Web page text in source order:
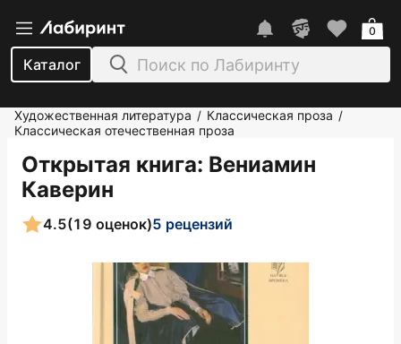
Каталог
0
Художественная литература / Классическая проза /
Классическая отечественная проза
Открытая книга: Вениамин
Каверин
4.5(19 оценок)5 рецензий